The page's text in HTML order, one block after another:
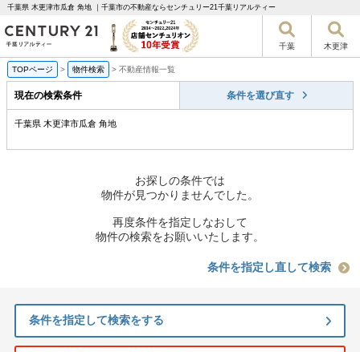
千葉県 木更津市瓜倉 角地 ｜千葉市の不動産ならセンチュリー21千葉リアルティー
千葉 木更津
TOPページ > 物件検索 > 不動産情報一覧
現在の検索条件 条件を選び直す
千葉県 木更津市瓜倉 角地
お探しの条件では
物件が見つかりませんでした。
再度条件を指定しなおして
物件の検索をお願いいたします。
条件を指定し直して検索
条件を指定して検索をする